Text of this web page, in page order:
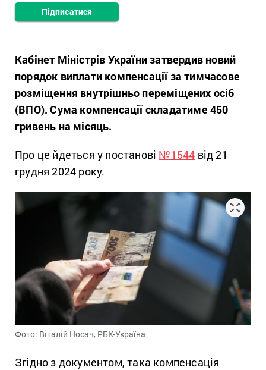
Підписатися
Кабінет Міністрів України затвердив новий
порядок виплати компенсації за тимчасове
розміщення внутрішньо переміщених осіб
(ВПО). Сума компенсації складатиме 450
гривень на місяць.
Про це йдеться у постанові №1544 від 21
грудня 2024 року.
Фото: Віталій Носач, РБК-Україна
Згідно з документом, така компенсація